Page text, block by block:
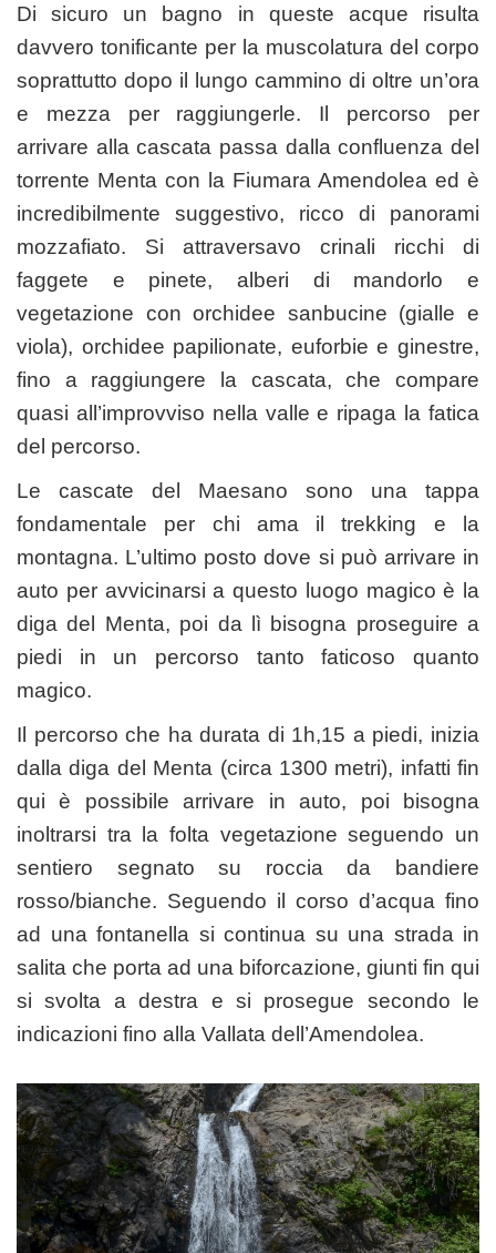
Di sicuro un bagno in queste acque risulta
davvero tonificante per la muscolatura del corpo
soprattutto dopo il lungo cammino di oltre un’ora
e mezza per raggiungerle. Il percorso per
arrivare alla cascata passa dalla confluenza del
torrente Menta con la Fiumara Amendolea ed è
incredibilmente suggestivo, ricco di panorami
mozzafiato. Si attraversavo crinali ricchi di
faggete e pinete, alberi di mandorlo e
vegetazione con orchidee sanbucine (gialle e
viola), orchidee papilionate, euforbie e ginestre,
fino a raggiungere la cascata, che compare
quasi all’improvviso nella valle e ripaga la fatica
del percorso.
Le cascate del Maesano sono una tappa
fondamentale per chi ama il trekking e la
montagna. L’ultimo posto dove si può arrivare in
auto per avvicinarsi a questo luogo magico è la
diga del Menta, poi da lì bisogna proseguire a
piedi in un percorso tanto faticoso quanto
magico.
Il percorso che ha durata di 1h,15 a piedi, inizia
dalla diga del Menta (circa 1300 metri), infatti fin
qui è possibile arrivare in auto, poi bisogna
inoltrarsi tra la folta vegetazione seguendo un
sentiero segnato su roccia da bandiere
rosso/bianche. Seguendo il corso d’acqua fino
ad una fontanella si continua su una strada in
salita che porta ad una biforcazione, giunti fin qui
si svolta a destra e si prosegue secondo le
indicazioni fino alla Vallata dell’Amendolea.